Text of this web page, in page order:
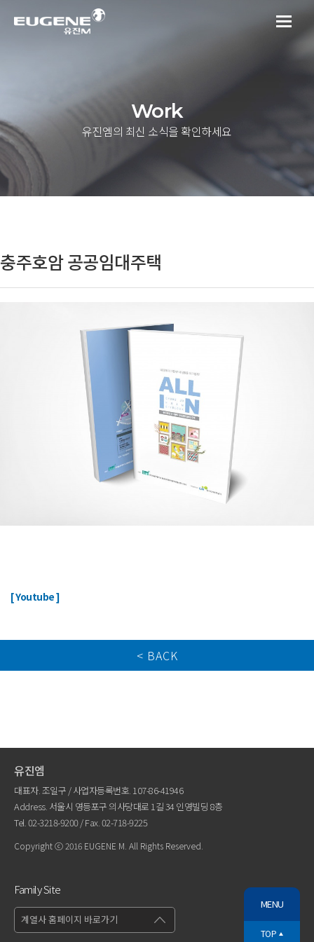
MENU
TOP
Work
유진엠의 최신 소식을 확인하세요
충주호암 공공임대주택
[ Youtube ]
< BACK
유진엠
대표자. 조일구 / 사업자등록번호. 107-86-41946
Address. 서울시 영등포구 의사당대로 1길 34 인영빌딩 8층
Tel. 02-3218-9200/ Fax. 02-718-9225
Copyright ⓒ 2016 EUGENE M. All Rights Reserved.
Family Site